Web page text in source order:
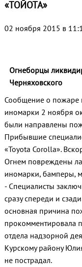
«ТОЙОТА»
02 ноября 2015 в
Огнеборцы
Черняховского
Сообщение о пожаре
иномарки 2 ноября
были направлены
Прибывшие
«Toyota Corolla».
Огнем повреждены
иномарки, бамперы,
- Специалисты
сразу спереди и
основная причина
прокомментировала
отдела надзорной
Курскому району
не пострадал.